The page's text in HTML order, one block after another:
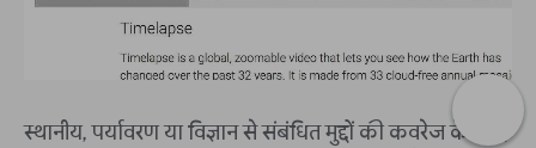
स्थानीय, पर्यावरण या विज्ञान से संबंधित मुद्दों की कवरेज के लिए